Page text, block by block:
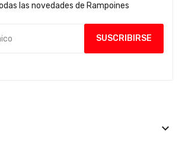
las novedades de Rampoines
keyboard_arrow_down